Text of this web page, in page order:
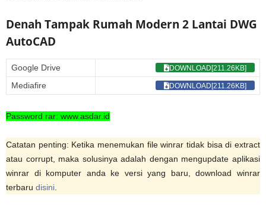
Denah Tampak Rumah Modern 2 Lantai DWG
AutoCAD
Google Drive DOWNLOAD[211.26KB]
Mediafire DOWNLOAD[211.26KB]
Password rar: www.asdar.id
Catatan penting: Ketika menemukan file winrar tidak bisa di extract
atau corrupt, maka solusinya adalah dengan mengupdate aplikasi
winrar di komputer anda ke versi yang baru, download winrar
terbaru disini